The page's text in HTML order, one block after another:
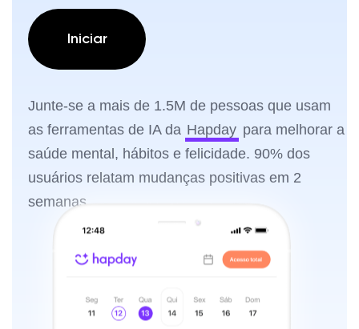
Iniciar
Junte-se a mais de 1.5M de pessoas que usam
as ferramentas de IA da Hapday para melhorar a
saúde mental, hábitos e felicidade. 90% dos
usuários relatam mudanças positivas em 2
semanas.